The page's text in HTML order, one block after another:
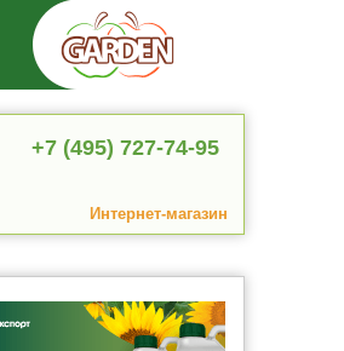
+7 (495) 727-74-95
Интернет-магазин